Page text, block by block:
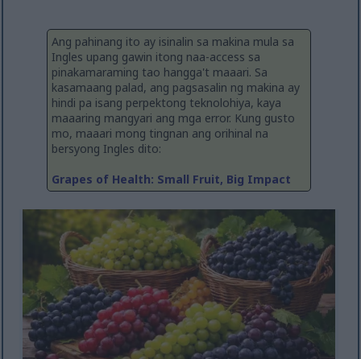
Ang pahinang ito ay isinalin sa makina mula sa
Ingles upang gawin itong naa-access sa
pinakamaraming tao hangga't maaari. Sa
kasamaang palad, ang pagsasalin ng makina ay
hindi pa isang perpektong teknolohiya, kaya
maaaring mangyari ang mga error. Kung gusto
mo, maaari mong tingnan ang orihinal na
bersyong Ingles dito:
Grapes of Health: Small Fruit, Big Impact